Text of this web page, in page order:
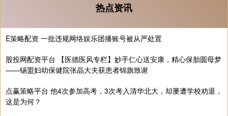
热点资讯
E策略配资 一批违规网络娱乐团播账号被从严处置
股投网配资平台 【医德医风专栏】妙手仁心送安康，精心保胎圆母梦
——锡盟妇幼保健院张晶大夫获患者锦旗致谢
点赢策略平台 他4次参加高考，3次考入清华北大，却屡遭学校劝退，
这是为何？